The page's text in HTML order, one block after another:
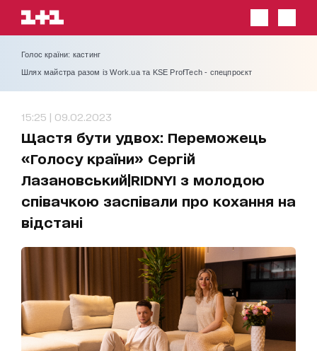
Голос країни: кастинг
Шлях майстра разом із Work.ua та KSE ProfTech - спецпроєкт
15:25 | 09.02.2023
Щастя бути удвох: Переможець
«Голосу країни» Сергій
Лазановський|RIDNYI з молодою
співачкою заспівали про кохання на
відстані